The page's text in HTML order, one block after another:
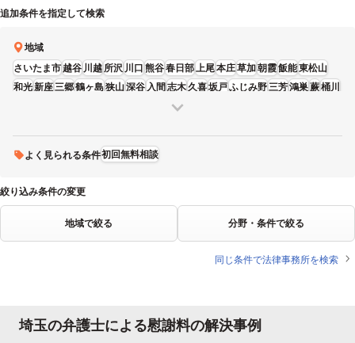
追加条件を指定して検索
地域
さいたま市越谷川越所沢川口熊谷春日部上尾本庄草加朝霞飯能東松山
和光新座三郷鶴ヶ島狭山深谷入間志木久喜坂戸ふじみ野三芳鴻巣蕨桶川
よく見られる条件初回無料相談
絞り込み条件の変更
地域で絞る 分野・条件で絞る
同じ条件で法律事務所を検索
埼玉の弁護士による慰謝料の解決事例